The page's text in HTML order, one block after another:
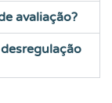
avaliação?